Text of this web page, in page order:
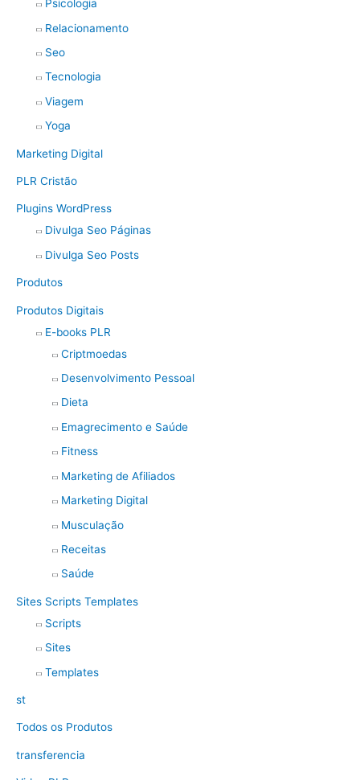
Psicologia
Relacionamento
Seo
Tecnologia
Viagem
Yoga
Marketing Digital
PLR Cristão
Plugins WordPress
Divulga Seo Páginas
Divulga Seo Posts
Produtos
Produtos Digitais
E-books PLR
Criptmoedas
Desenvolvimento Pessoal
Dieta
Emagrecimento e Saúde
Fitness
Marketing de Afiliados
Marketing Digital
Musculação
Receitas
Saúde
Sites Scripts Templates
Scripts
Sites
Templates
st
Todos os Produtos
transferencia